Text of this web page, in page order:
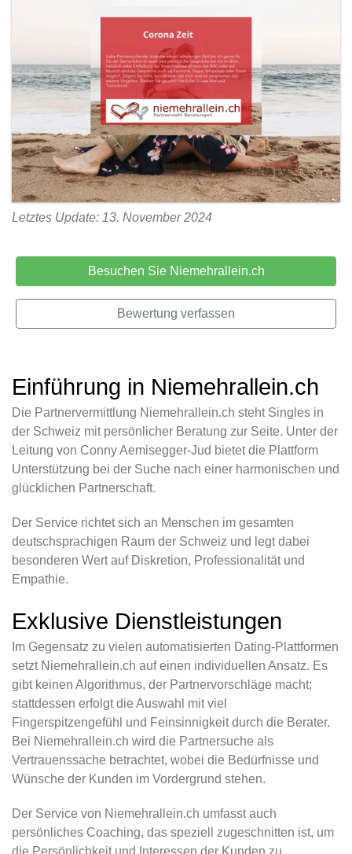
Letztes Update: 13. November 2024
Besuchen Sie Niemehrallein.ch
Bewertung verfassen
Einführung in Niemehrallein.ch
Die Partnervermittlung Niemehrallein.ch steht Singles in
der Schweiz mit persönlicher Beratung zur Seite. Unter der
Leitung von Conny Aemisegger-Jud bietet die Plattform
Unterstützung bei der Suche nach einer harmonischen und
glücklichen Partnerschaft.
Der Service richtet sich an Menschen im gesamten
deutschsprachigen Raum der Schweiz und legt dabei
besonderen Wert auf Diskretion, Professionalität und
Empathie.
Exklusive Dienstleistungen
Im Gegensatz zu vielen automatisierten Dating-Plattformen
setzt Niemehrallein.ch auf einen individuellen Ansatz. Es
gibt keinen Algorithmus, der Partnervorschläge macht;
stattdessen erfolgt die Auswahl mit viel
Fingerspitzengefühl und Feinsinnigkeit durch die Berater.
Bei Niemehrallein.ch wird die Partnersuche als
Vertrauenssache betrachtet, wobei die Bedürfnisse und
Wünsche der Kunden im Vordergrund stehen.
Der Service von Niemehrallein.ch umfasst auch
persönliches Coaching, das speziell zugeschnitten ist, um